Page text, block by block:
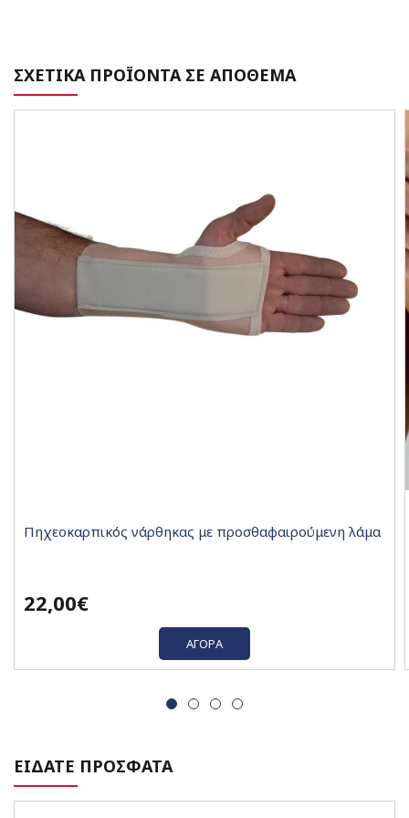
ΣΧΕΤΙΚΑ ΠΡΟΪΟΝΤΑ ΣΕ ΑΠΟΘΕΜΑ
Πηχεοκαρπικός νάρθηκας με προσθαφαιρούμενη λάμα
22,00€
ΑΓΟΡΆ
ΕΙΔΑΤΕ ΠΡΟΣΦΑΤΑ